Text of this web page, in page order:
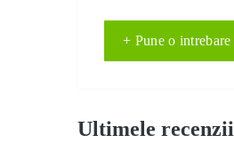
+ Pune o intrebare
Ultimele recenzii